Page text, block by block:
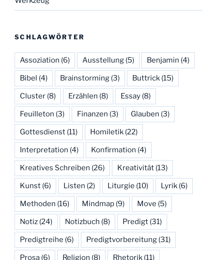
SCHLAGWÖRTER
Assoziation (6) Ausstellung (5) Benjamin (4)
Bibel (4) Brainstorming (3) Buttrick (15)
Cluster (8) Erzählen (8) Essay (8)
Feuilleton (3) Finanzen (3) Glauben (3)
Gottesdienst (11) Homiletik (22)
Interpretation (4) Konfirmation (4)
Kreatives Schreiben (26) Kreativität (13)
Kunst (6) Listen (2) Liturgie (10) Lyrik (6)
Methoden (16) Mindmap (9) Move (5)
Notiz (24) Notizbuch (8) Predigt (31)
Predigtreihe (6) Predigtvorbereitung (31)
Prosa (6) Religion (8) Rhetorik (11)